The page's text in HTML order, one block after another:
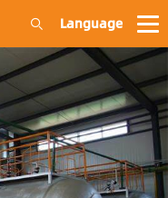
Language